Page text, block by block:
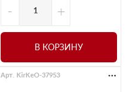
- +
В КОРЗИНУ
Арт. KirKeO-37953